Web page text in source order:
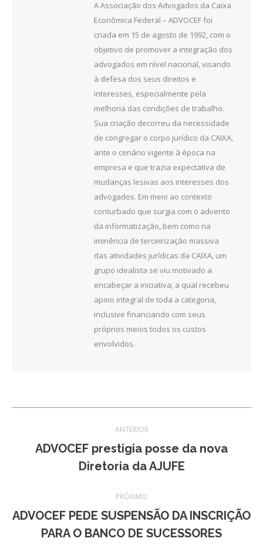
A Associação dos Advogados da Caixa
Econômica Federal – ADVOCEF foi
criada em 15 de agosto de 1992, com o
objetivo de promover a integração dos
advogados em nível nacional, visando
à defesa dos seus direitos e
interesses, especialmente pela
melhoria das condições de trabalho.
Sua criação decorreu da necessidade
de congregar o corpo jurídico da CAIXA,
ante o cenário vigente à época na
empresa e que trazia expectativa de
mudanças lesivas aos interesses dos
advogados. Em meio ao contexto
conturbado que surgia com o advento
da informatização, bem como na
iminência de terceirização massiva
das atividades jurídicas da CAIXA, um
grupo idealista se viu motivado a
encabeçar a iniciativa, a qual recebeu
apoio integral de toda a categoria,
inclusive financiando com seus
próprios meios todos os custos
envolvidos.
de
ANTERIOR
Post
anterior:
ADVOCEF prestigia posse da nova
Diretoria da AJUFE
PRÓXIMO
Próximo
ADVOCEF PEDE SUSPENSÃO DA INSCRIÇÃO
PARA O BANCO DE SUCESSORES